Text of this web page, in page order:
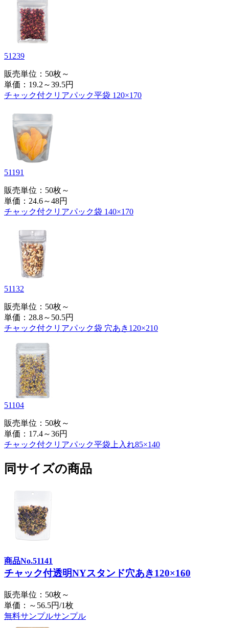
51239
販売単位：50枚～
単価： 19.2～39.5円
チャック付クリアパック平袋 120×170
51191
販売単位：50枚～
単価： 24.6～48円
チャック付クリアパック袋 140×170
51132
販売単位：50枚～
単価： 28.8～50.5円
チャック付クリアパック袋 穴あき120×210
51104
販売単位：50枚～
単価： 17.4～36円
チャック付クリアパック平袋上入れ85×140
同サイズの商品
商品No.51141
チャック付透明NYスタンド穴あき120×160
販売単位：50枚～
単価：～56.5円/1枚
無料サンプルサンプル